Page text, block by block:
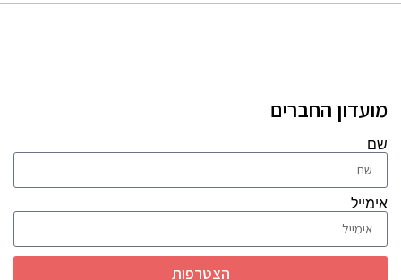
מועדון החברים
שם
אימייל
הצטרפות